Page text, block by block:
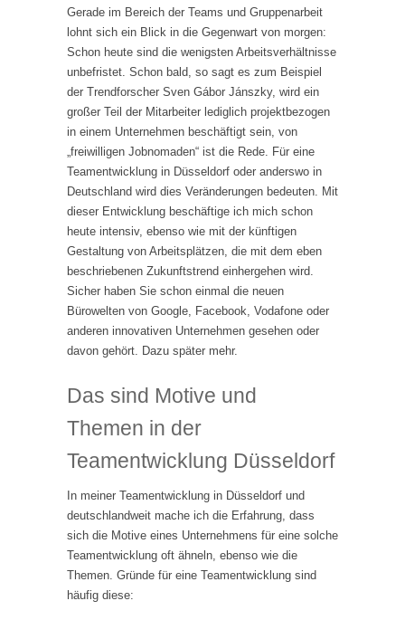
Gerade im Bereich der Teams und Gruppenarbeit
lohnt sich ein Blick in die Gegenwart von morgen:
Schon heute sind die wenigsten Arbeitsverhältnisse
unbefristet. Schon bald, so sagt es zum Beispiel
der Trendforscher Sven Gábor Jánszky, wird ein
großer Teil der Mitarbeiter lediglich projektbezogen
in einem Unternehmen beschäftigt sein, von
„freiwilligen Jobnomaden“ ist die Rede. Für eine
Teamentwicklung in Düsseldorf oder anderswo in
Deutschland wird dies Veränderungen bedeuten. Mit
dieser Entwicklung beschäftige ich mich schon
heute intensiv, ebenso wie mit der künftigen
Gestaltung von Arbeitsplätzen, die mit dem eben
beschriebenen Zukunftstrend einhergehen wird.
Sicher haben Sie schon einmal die neuen
Bürowelten von Google, Facebook, Vodafone oder
anderen innovativen Unternehmen gesehen oder
davon gehört. Dazu später mehr.
Das sind Motive und
Themen in der
Teamentwicklung Düsseldorf
In meiner Teamentwicklung in Düsseldorf und
deutschlandweit mache ich die Erfahrung, dass
sich die Motive eines Unternehmens für eine solche
Teamentwicklung oft ähneln, ebenso wie die
Themen. Gründe für eine Teamentwicklung sind
häufig diese: